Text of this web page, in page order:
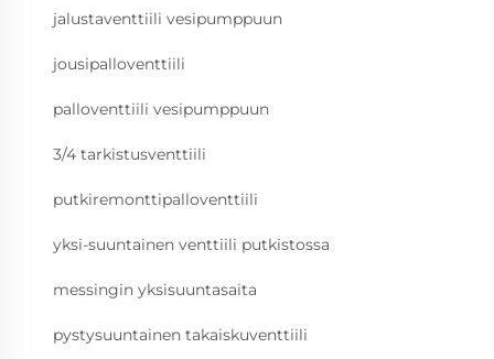
jalustaventtiili vesipumppuun
jousipalloventtiili
palloventtiili vesipumppuun
3/4 tarkistusventtiili
putkiremonttipalloventtiili
yksi-suuntainen venttiili putkistossa
messingin yksisuuntasaita
pystysuuntainen takaiskuventtiili